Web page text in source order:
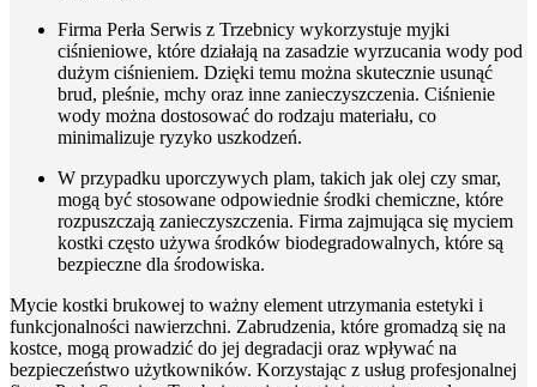
Firma Perła Serwis z Trzebnicy wykorzystuje myjki
ciśnieniowe, które działają na zasadzie wyrzucania wody pod
dużym ciśnieniem. Dzięki temu można skutecznie usunąć
brud, pleśnie, mchy oraz inne zanieczyszczenia. Ciśnienie
wody można dostosować do rodzaju materiału, co
minimalizuje ryzyko uszkodzeń.
W przypadku uporczywych plam, takich jak olej czy smar,
mogą być stosowane odpowiednie środki chemiczne, które
rozpuszczają zanieczyszczenia. Firma zajmująca się myciem
kostki często używa środków biodegradowalnych, które są
bezpieczne dla środowiska.
Mycie kostki brukowej to ważny element utrzymania estetyki i
funkcjonalności nawierzchni. Zabrudzenia, które gromadzą się na
kostce, mogą prowadzić do jej degradacji oraz wpływać na
bezpieczeństwo użytkowników. Korzystając z usług profesjonalnej